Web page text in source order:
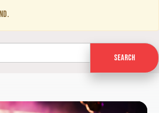
Search